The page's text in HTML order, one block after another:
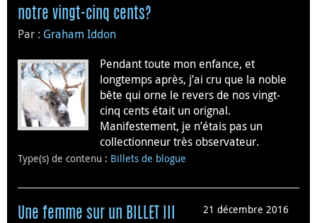
notre vingt-cinq cents?
Par : Graham Iddon
Pendant toute mon enfance, et
longtemps après, j’ai cru que la noble
bête qui orne le revers de nos vingt-
cinq cents était un orignal.
Manifestement, je n’étais pas un
collectionneur très observateur.
Type(s) de contenu : Billets de blogue
21 décembre 2016
Une femme sur un BILLET III